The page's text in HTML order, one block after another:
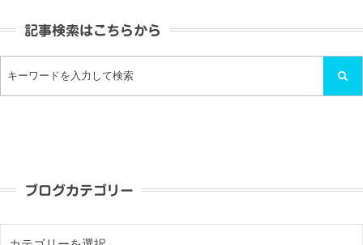
記事検索はこちらから
ブログカテゴリー